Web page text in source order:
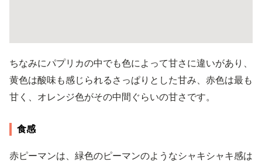
ちなみにパプリカの中でも色によって甘さに違いがあり、
黄色は酸味も感じられるさっぱりとした甘み、赤色は最も
甘く、オレンジ色がその中間ぐらいの甘さです。
食感
赤ピーマンは、緑色のピーマンのようなシャキシャキ感は